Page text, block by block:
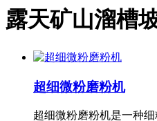
露天矿山溜槽
超细微粉磨粉机
超细微粉磨粉机是一种